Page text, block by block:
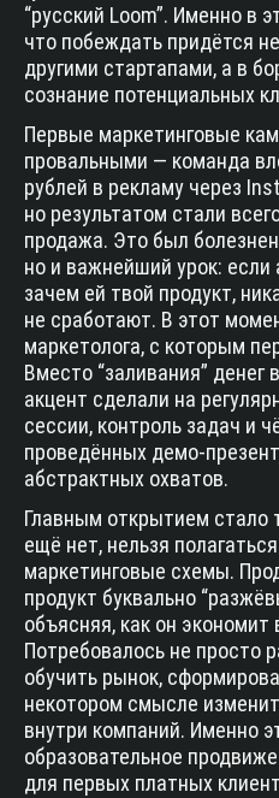
“русский Loom”. Именно в
что побеждать придётся
другими стартапами, а в
сознание потенциальных
Первые маркетинговые
провальными — команда
рублей в рекламу через
но результатом стали
продажа. Это был
но и важнейший урок: если
зачем ей твой продукт,
не сработают. В этот
маркетолога, с которым
Вместо “заливания”
акцент сделали на
сессии, контроль задач и
проведённых демо-
абстрактных охватов.
Главным открытием стало
ещё нет, нельзя
маркетинговые схемы.
продукт буквально
объясняя, как он экономит
Потребовалось не просто
обучить рынок,
некотором смысле
внутри компаний. Именно
образовательное
для первых платных